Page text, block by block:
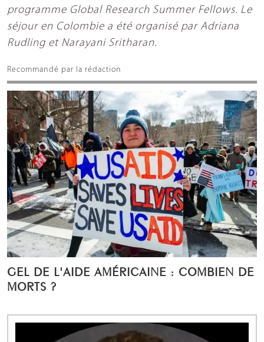
programme Global Research Summer Fellows. Le
séjour en Colombie a été organisé par Adriana
Rudling et Narayani Sritharan.
Recommandé par la rédaction
GEL DE L'AIDE AMÉRICAINE : COMBIEN DE
MORTS ?